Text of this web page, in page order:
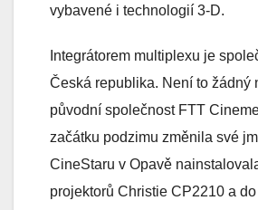
vybavené i technologií 3-D.
Integrátorem multiplexu je
Česká republika. Není to žádný
původní společnost FTT
začátku podzimu změnila své
CineStaru v Opavě
projektorů Christie CP2210 a